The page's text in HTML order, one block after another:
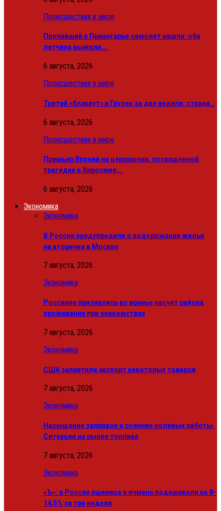
Происшествия в мире
Пропавший в Приангарье самолет нашли: оба
летчика выжили….
6 августа, 2026
Происшествия в мире
Третий «блэкаут» в Грузии за две недели: страна…
6 августа, 2026
Происшествия в мире
Премьер Японии на церемонии, посвященной
трагедии в Хиросиме,…
6 августа, 2026
Экономика
Экономика
В России предупредили о подорожании жилья
на вторичке в Москве
7 августа, 2026
Экономика
Россияне признались во вранье насчет района
проживания при знакомствах
7 августа, 2026
Экономика
США запретили экспорт некоторых товаров
7 августа, 2026
Экономика
Насыщение заправок и осенние полевые работы.
Ситуация на рынке топлива
7 августа, 2026
Экономика
«Ъ»: в России пшеница и ячмень подешевели на 8-
14,5% за три недели